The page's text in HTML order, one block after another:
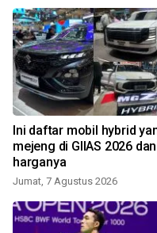
Ini daftar mobil hybrid
mejeng di GIIAS 2026 dan
harganya
Jumat, 7 Agustus 2026